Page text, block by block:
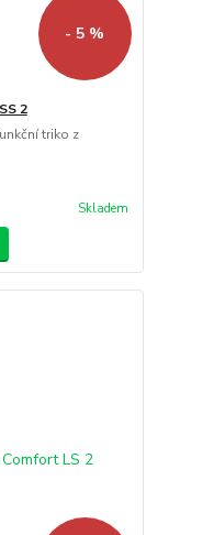
- 5 %
2
triko z
Skladem